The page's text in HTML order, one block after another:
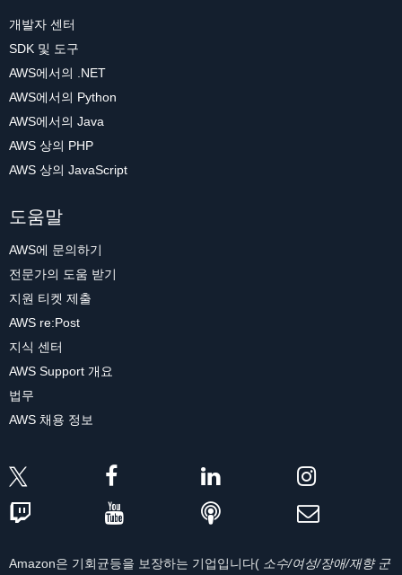
개발자 센터
SDK 및 도구
AWS에서의 .NET
AWS에서의 Python
AWS에서의 Java
AWS 상의 PHP
AWS 상의 JavaScript
도움말
AWS에 문의하기
전문가의 도움 받기
지원 티켓 제출
AWS re:Post
지식 센터
AWS Support 개요
법무
AWS 채용 정보
Amazon은 기회균등을 보장하는 기업입니다( 소수/여성/장애/재향 군